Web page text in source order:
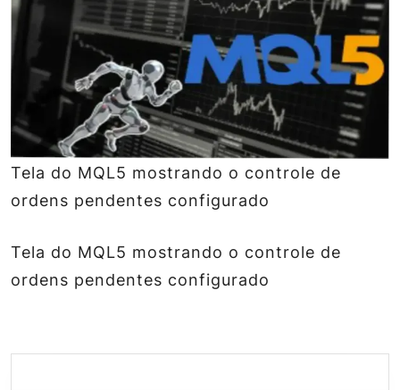
Tela do MQL5 mostrando o controle de
ordens pendentes configurado
Tela do MQL5 mostrando o controle de
ordens pendentes configurado